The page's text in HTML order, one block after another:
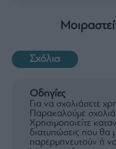
Σχόλια
Οδηγίες
Για να σχολιάσετε
Παρακαλούμε
Χρησιμοποιείτε
διατυπώσεις που θα
παρερμηνευτούν ή